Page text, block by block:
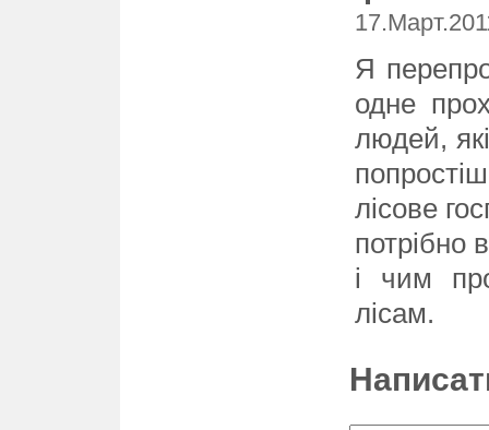
Я
одне
людей,
лісове
потрібно
і чим
лісам.